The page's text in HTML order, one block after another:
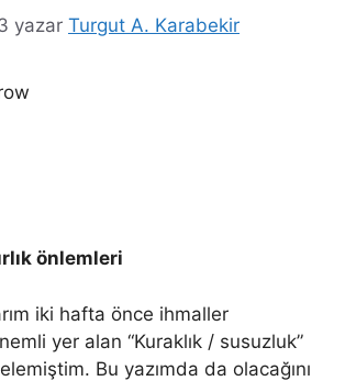
yazar Turgut A. Karabekir
önlemleri
iki hafta önce ihmaller
yer alan “Kuraklık / susuzluk”
Bu yazımda da olacağını